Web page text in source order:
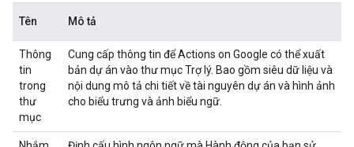
Tên Mô tả
Thông
tin
trong
thư
mục
Cung cấp thông tin để Actions on Google có thể xuất
bản dự án vào thư mục Trợ lý. Bao gồm siêu dữ liệu và
nội dung mô tả chi tiết về tài nguyên dự án và hình ảnh
cho biểu trưng và ảnh biểu ngữ.